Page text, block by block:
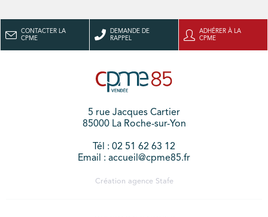
CONTACTER LA
CPME
DEMANDE DE
RAPPEL
ADHÉRER À LA
CPME
5 rue Jacques Cartier
85000 La Roche-sur-Yon
Tél : 02 51 62 63 12
Email : accueil@cpme85.fr
Création agence Stafe